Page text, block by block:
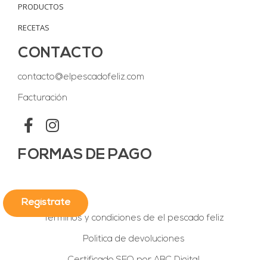
Regístrate
PRODUCTOS
RECETAS
CONTACTO
contacto@elpescadofeliz.com
Facturación
FORMAS DE PAGO
Terminos y condiciones de el pescado feliz
Politica de devoluciones